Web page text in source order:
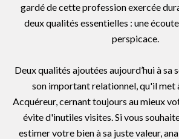
gardé de cette profession exercée
deux qualités essentielles : une
perspicace.
Deux qualités ajoutées aujourd’hui à sa
son important relationnel, qu'il met
Acquéreur, cernant toujours au mieux
évite d'inutiles visites. Si vous
estimer votre bien à sa juste valeur,